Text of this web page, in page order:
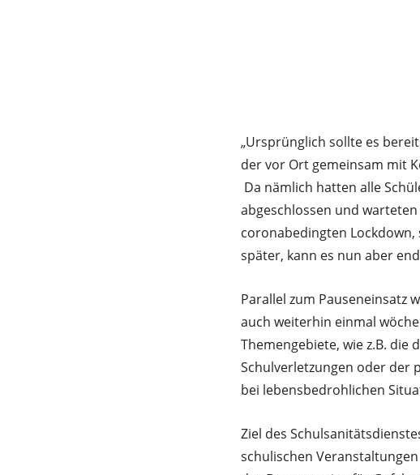
„Ursprünglich sollte es
der vor Ort gemeinsam mit
Da nämlich hatten alle
abgeschlossen und
coronabedingten
später, kann es nun aber
Parallel zum Pauseneinsatz
auch weiterhin einmal
Themengebiete, wie z.B.
Schulverletzungen oder der
bei lebensbedrohlichen
Ziel des
schulischen